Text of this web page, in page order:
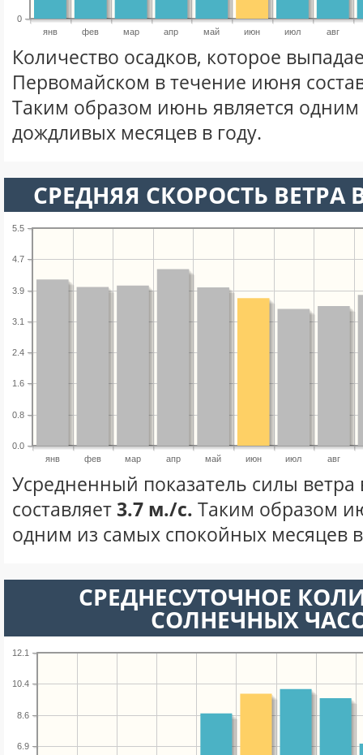
янв фев мар апр май июн июл авг
0
Количество осадков, которое
Первомайском в течение июня
Таким образом июнь является
дождливых месяцев в году.
СРЕДНЯЯ СКОРОСТЬ
янв фев мар апр май июн июл авг
0.0
0.8
1.6
2.4
3.1
3.9
4.7
5.5
Усредненный показатель силы
составляет3.7 м./с. Таким образом
одним из самых спокойных месяцев
СРЕДНЕСУТОЧНОЕ
СОЛНЕЧНЫХ
6.9
8.6
10.4
12.1